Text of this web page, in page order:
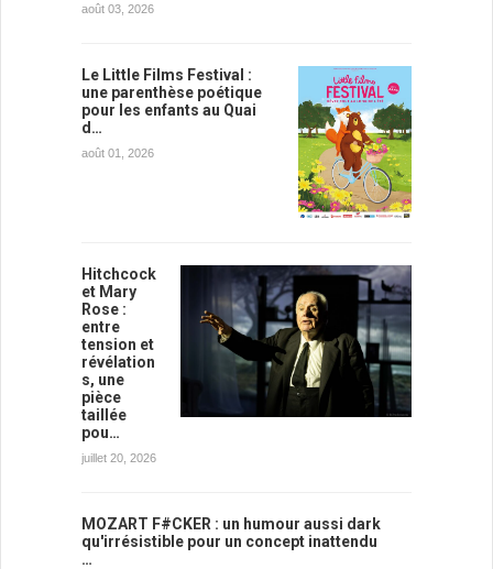
août 03, 2026
Le Little Films Festival :
une parenthèse poétique
pour les enfants au Quai
d…
août 01, 2026
Hitchcock
et Mary
Rose :
entre
tension et
révélation
s, une
pièce
taillée
pou…
juillet 20, 2026
MOZART F#CKER : un humour aussi dark
qu'irrésistible pour un concept inattendu
…